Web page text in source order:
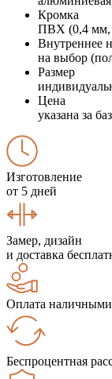
Кромка
ПВХ (0,4 мм,
Внутреннее
на выбор
Размер
Цена
указана за
Изготовление
от 5 дней
Замер, дизайн
и доставка
Оплата
Беспроцентная